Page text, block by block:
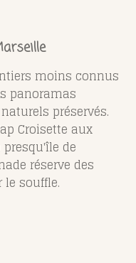
moins connus
panoramas
préservés.
Croisette aux
de
réserve des
le souffle.